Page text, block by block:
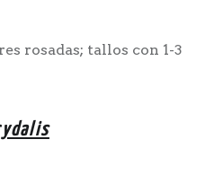
rosadas; tallos con 1-3